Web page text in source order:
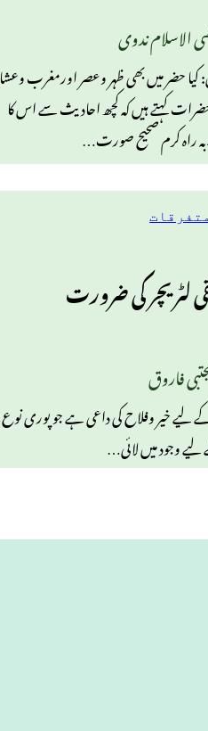
الاسلام ندوی
حضر میں بھی ظہر وعصر اورمغرب وعشا
کہتے ہیں کہ کچھ احادیث سے اس کا
راہ کرم صحیح صورت…
متفرقات
لٹریچر کی ضرورت
فاروق
خیر وفلاح کی داعی ہے جو پوری نوع
وجود میں لائی…